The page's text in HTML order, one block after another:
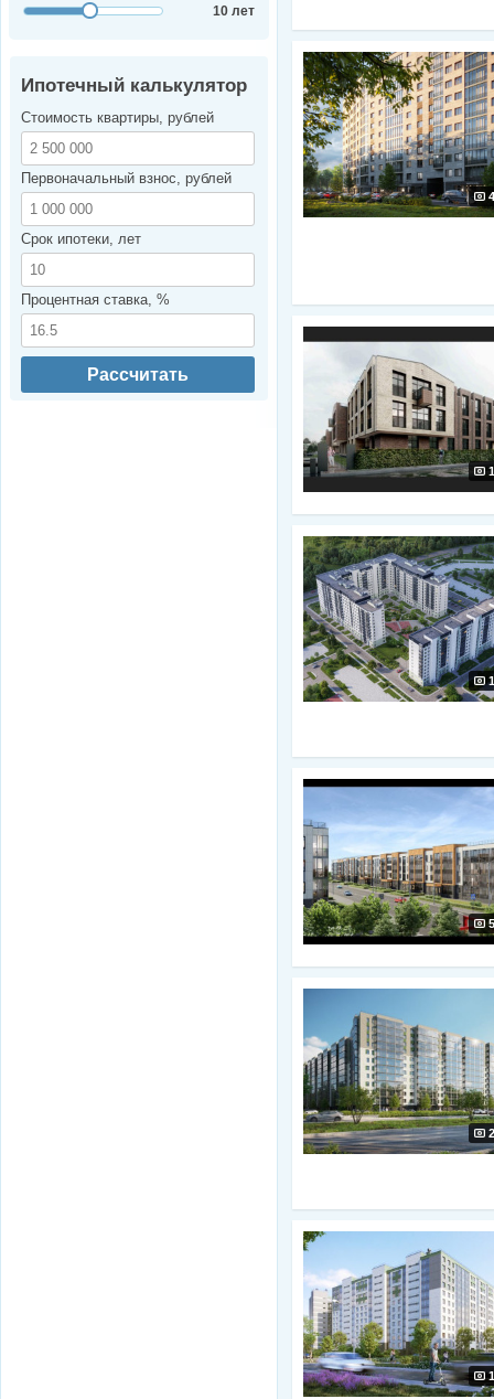
10 лет
Ипотечный калькулятор
Стоимость квартиры, рублей
Первоначальный взнос, рублей
Срок ипотеки, лет
Процентная ставка, %
Рассчитать